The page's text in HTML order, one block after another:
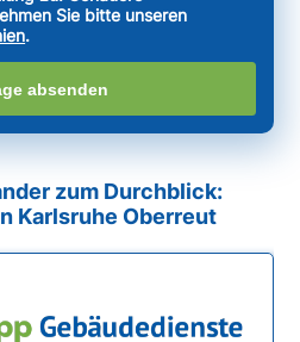
Sie bitte unseren
.
absenden
zum Durchblick:
Karlsruhe Oberreut